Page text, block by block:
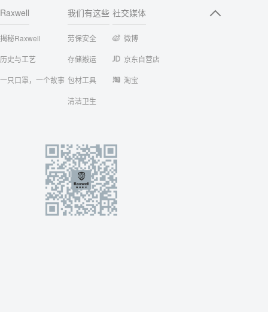
Raxwell
揭秘Raxwell
历史与工艺
一只口罩，一个故事
我们有这些
劳保安全
存储搬运
包材工具
清洁卫生
社交媒体
微博
京东自营店
淘宝